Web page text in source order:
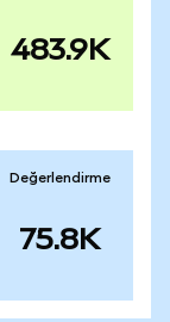
483.9K
Değerlendirme
75.8K